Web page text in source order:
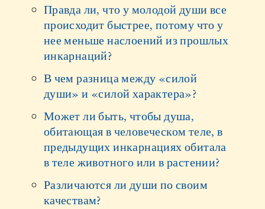
Правда ли, что у молодой души все
происходит быстрее, потому что у
нее меньше наслоений из прошлых
инкарнаций?
В чем разница между «силой
души» и «силой характера»?
Может ли быть, чтобы душа,
обитающая в человеческом теле, в
предыдущих инкарнациях обитала
в теле животного или в растении?
Различаются ли души по своим
качествам?